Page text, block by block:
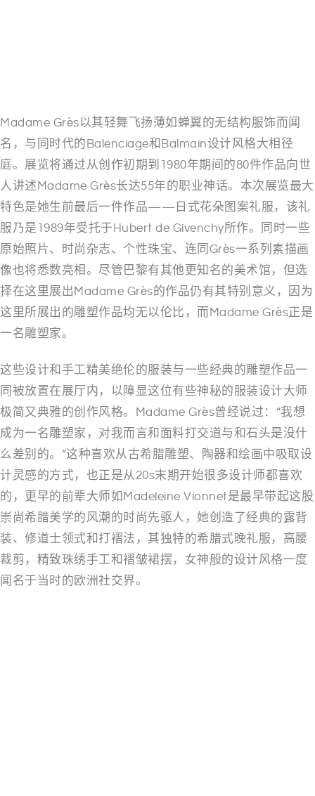
Madame Grès以其轻舞飞扬薄如蝉翼的无结构服饰而闻
名，与同时代的Balenciage和Balmain设计风格大相径
庭。展览将通过从创作初期到1980年期间的80件作品向世
人讲述Madame Grès长达55年的职业神话。本次展览最大
特色是她生前最后一件作品——日式花朵图案礼服，该礼
服乃是1989年受托于Hubert de Givenchy所作。同时一些
原始照片、时尚杂志、个性珠宝、连同Grès一系列素描画
像也将悉数亮相。尽管巴黎有其他更知名的美术馆，但选
择在这里展出Madame Grès的作品仍有其特别意义，因为
这里所展出的雕塑作品均无以伦比，而Madame Grès正是
一名雕塑家。
这些设计和手工精美绝伦的服装与一些经典的雕塑作品一
同被放置在展厅内，以障显这位有些神秘的服装设计大师
极简又典雅的创作风格。Madame Grès曾经说过：“我想
成为一名雕塑家，对我而言和面料打交道与和石头是没什
么差别的。”这种喜欢从古希腊雕塑、陶器和绘画中吸取设
计灵感的方式，也正是从20s末期开始很多设计师都喜欢
的，更早的前辈大师如Madeleine Vionnet是最早带起这股
崇尚希腊美学的风潮的时尚先驱人，她创造了经典的露背
装、修道士领式和打褶法，其独特的希腊式晚礼服，高腰
裁剪，精致珠绣手工和褶皱裙摆，女神般的设计风格一度
闻名于当时的欧洲社交界。